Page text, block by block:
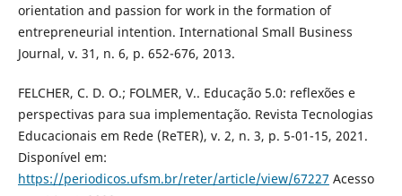
orientation and passion for work in the formation of
entrepreneurial intention. International Small Business
Journal, v. 31, n. 6, p. 652-676, 2013.
FELCHER, C. D. O.; FOLMER, V.. Educação 5.0: reflexões e
perspectivas para sua implementação. Revista Tecnologias
Educacionais em Rede (ReTER), v. 2, n. 3, p. 5-01-15, 2021.
Disponível em:
https://periodicos.ufsm.br/reter/article/view/67227 Acesso